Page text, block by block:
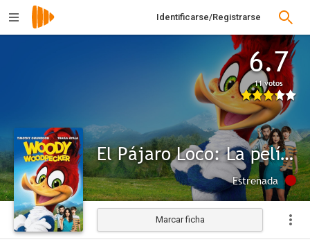
Identificarse/Registrarse
6.7
11 votos
El Pájaro Loco: La película
Estrenada
Marcar ficha